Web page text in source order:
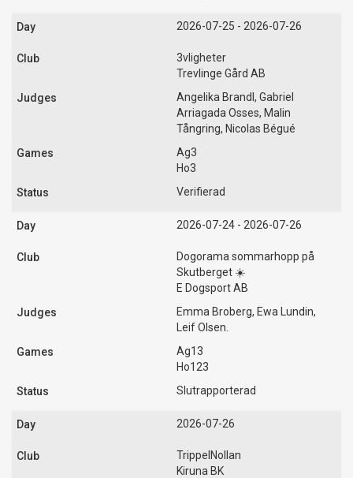
2026-07-25 - 2026-07-26
3vligheter
Trevlinge Gård AB
Angelika Brandl, Gabriel
Arriagada Osses, Malin
Tångring, Nicolas Bégué
Ag3
Ho3
Verifierad
2026-07-24 - 2026-07-26
Dogorama sommarhopp på
Skutberget ☀️
E Dogsport AB
Emma Broberg, Ewa Lundin,
Leif Olsen.
Ag13
Ho123
Slutrapporterad
2026-07-26
TrippelNollan
Kiruna BK